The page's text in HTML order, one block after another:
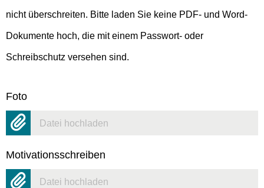
nicht überschreiten. Bitte laden Sie keine PDF- und Word-
Dokumente hoch, die mit einem Passwort- oder
Schreibschutz versehen sind.
Foto
Datei hochladen
Motivationsschreiben
Datei hochladen